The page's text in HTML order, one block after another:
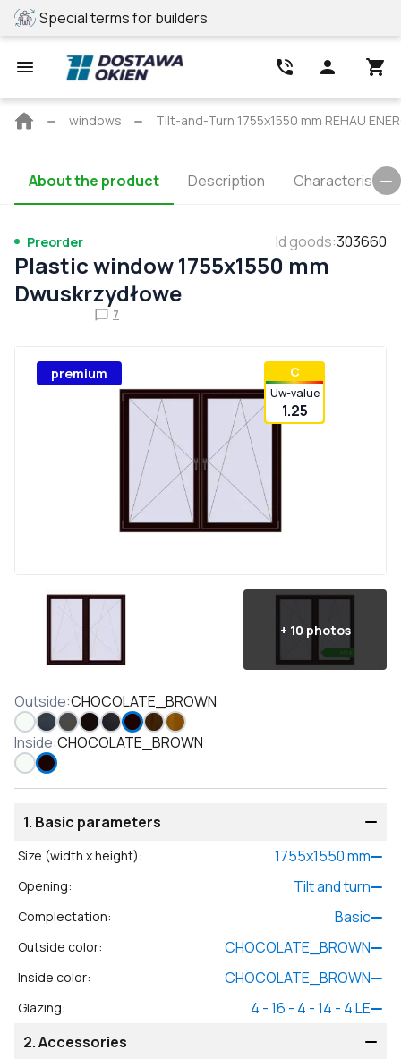
Special terms for builders
Main
windows Tilt-and-Turn 1755x1550 mm REHAU
About the product Description Characteristics
Preorder Id goods:303660
Plastic window 1755x1550 mm
Dwuskrzydłowe
7
premium С
Uw-value
1.25
+ 10 photos
Outside:CHOCOLATE_BROWN
Inside:CHOCOLATE_BROWN
1. Basic parameters
Size (width x height): 1755x1550mm
Opening: Tilt and turn
Complectation: Basic
Outside color: CHOCOLATE_BROWN
Inside color: CHOCOLATE_BROWN
Glazing:
4 - 16 - 4 - 14 - 4 LE
2.Accessories